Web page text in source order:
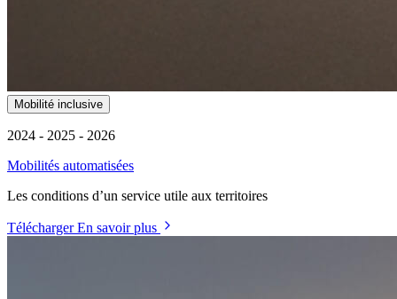
Mobilité inclusive
2024 - 2025 - 2026
Mobilités automatisées
Les conditions d’un service utile aux territoires
TéléchargerEn savoir plus